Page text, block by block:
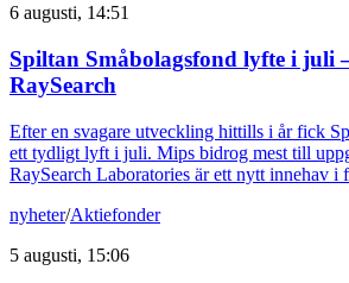
6 augusti, 14:51
Spiltan Småbolagsfond lyfte i juli
RaySearch
Efter en svagare utveckling hittills i år fick
ett tydligt lyft i juli. Mips bidrog mest till
RaySearch Laboratories är ett nytt innehav i
nyheter/Aktiefonder
5 augusti, 15:06